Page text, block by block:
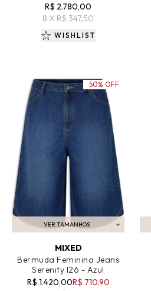
R$ 2.780,00
8 X R$ 347,50
WISHLIST
VER TAMANHOS
ADICIONAR AO CARRINHO
MIXED
Bermuda Feminina Jeans
Serenity I26 - Azul
R$ 1.420,00R$ 710,90
50% OFF